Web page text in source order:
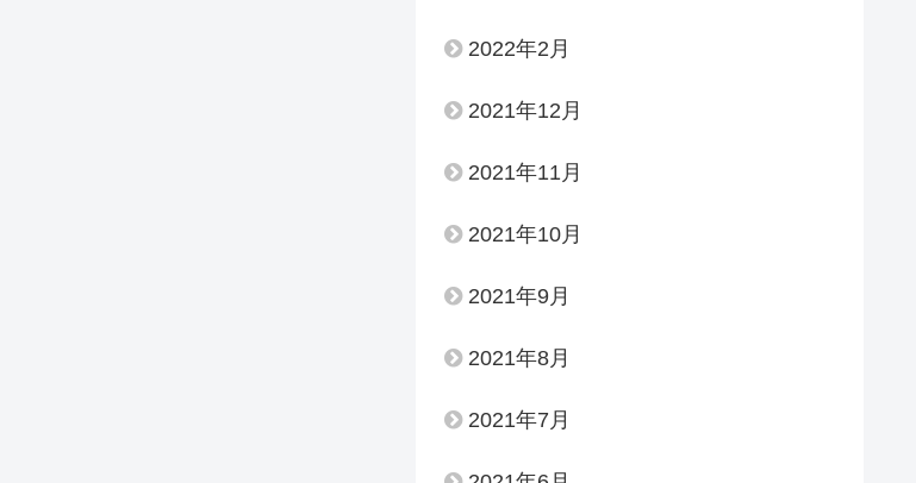
2022年2月
2021年12月
2021年11月
2021年10月
2021年9月
2021年8月
2021年7月